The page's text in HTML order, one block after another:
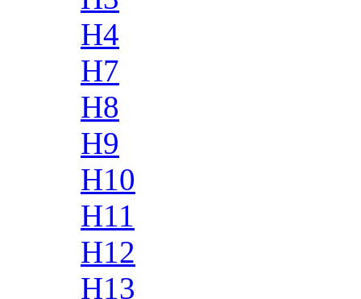
H4
H7
H8
H9
H10
H11
H12
H13